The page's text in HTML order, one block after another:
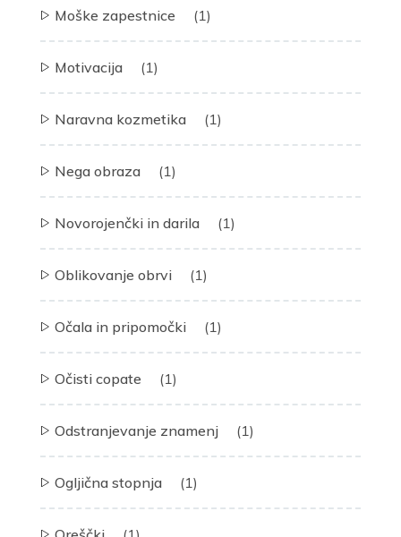
Moške zapestnice (1)
Motivacija (1)
Naravna kozmetika (1)
Nega obraza (1)
Novorojenčki in darila (1)
Oblikovanje obrvi (1)
Očala in pripomočki (1)
Očisti copate (1)
Odstranjevanje znamenj (1)
Ogljična stopnja (1)